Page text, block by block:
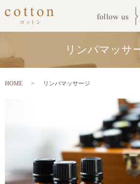
リンパマッサ
HOME リンパマッサージ